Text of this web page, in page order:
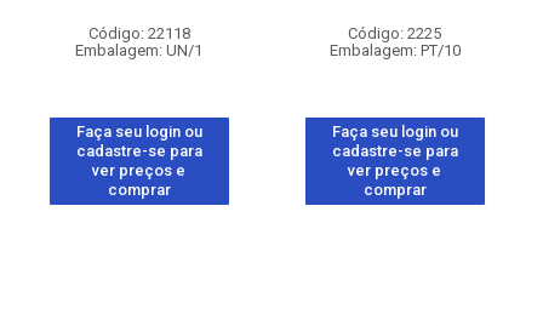
Código: 22118
Embalagem: UN/1
Faça seu login ou
cadastre-se para
ver preços e
comprar
Código: 2225
Embalagem: PT/10
Faça seu login ou
cadastre-se para
ver preços e
comprar